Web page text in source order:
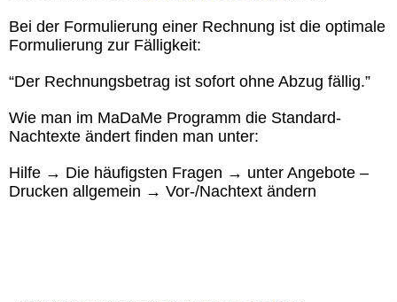
Bei der Formulierung einer Rechnung ist die optimale
Formulierung zur Fälligkeit:
“Der Rechnungsbetrag ist sofort ohne Abzug fällig.”
Wie man im MaDaMe Programm die Standard-
Nachtexte ändert finden man unter:
Hilfe → Die häufigsten Fragen → unter Angebote –
Drucken allgemein → Vor-/Nachtext ändern